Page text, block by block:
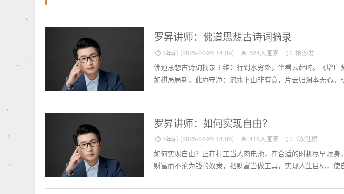
罗昇讲师：佛道思想古诗词摘录
1年前 (2025-04-26 14:09) 524人围观 抢沙发
佛道思想古诗词摘录王维：行到水穷处，坐看云起时。《增广
如棋局局新。此庵守净：流水下山非有意，片云归洞本无心。
罗昇讲师：如何实现自由？
1年前 (2025-04-26 14:06) 418人围观 1次吐槽
如何实现自由？正在打工当人肉电池，在合适的时机尽早赎身
财富而不沦为钱的奴隶，把财富当做工具，实现人生目标，使